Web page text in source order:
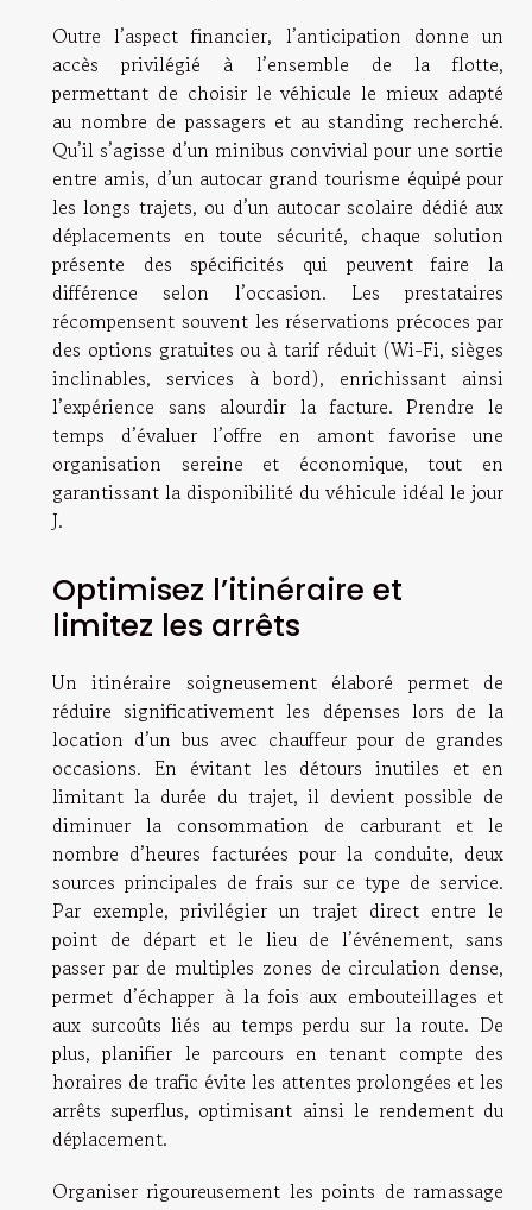
Outre l’aspect financier, l’anticipation donne un
accès privilégié à l’ensemble de la flotte,
permettant de choisir le véhicule le mieux adapté
au nombre de passagers et au standing recherché.
Qu’il s’agisse d’un minibus convivial pour une sortie
entre amis, d’un autocar grand tourisme équipé pour
les longs trajets, ou d’un autocar scolaire dédié aux
déplacements en toute sécurité, chaque solution
présente des spécificités qui peuvent faire la
différence selon l’occasion. Les prestataires
récompensent souvent les réservations précoces par
des options gratuites ou à tarif réduit (Wi-Fi, sièges
inclinables, services à bord), enrichissant ainsi
l’expérience sans alourdir la facture. Prendre le
temps d’évaluer l’offre en amont favorise une
organisation sereine et économique, tout en
garantissant la disponibilité du véhicule idéal le jour
J.
Optimisez l’itinéraire et
limitez les arrêts
Un itinéraire soigneusement élaboré permet de
réduire significativement les dépenses lors de la
location d’un bus avec chauffeur pour de grandes
occasions. En évitant les détours inutiles et en
limitant la durée du trajet, il devient possible de
diminuer la consommation de carburant et le
nombre d’heures facturées pour la conduite, deux
sources principales de frais sur ce type de service.
Par exemple, privilégier un trajet direct entre le
point de départ et le lieu de l’événement, sans
passer par de multiples zones de circulation dense,
permet d’échapper à la fois aux embouteillages et
aux surcoûts liés au temps perdu sur la route. De
plus, planifier le parcours en tenant compte des
horaires de trafic évite les attentes prolongées et les
arrêts superflus, optimisant ainsi le rendement du
déplacement.
Organiser rigoureusement les points de ramassage